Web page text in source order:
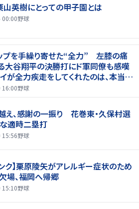
山英樹にとっての甲子園とは
野球
プを手繰り寄せた“全力” 左膝の痛
大谷翔平の決勝打にド軍同僚も感嘆
イが全力疾走をしてくれたのは、本当に
野球
え、感謝の一振り 花巻東・久保村選
適時二塁打
野球
ンク】栗原陵矢がアレルギー症状のため
場、福岡へ帰郷
野球